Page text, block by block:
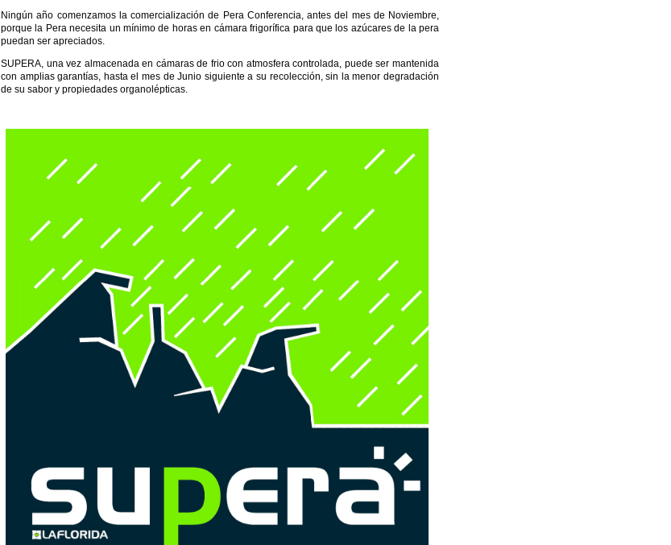
Ningún año comenzamos la comercialización de Pera Conferencia, antes del mes de Noviembre,
porque la Pera necesita un mínimo de horas en cámara frigorífica para que los azúcares de la pera
puedan ser apreciados.
SUPERA, una vez almacenada en cámaras de frio con atmosfera controlada, puede ser mantenida
con amplias garantías, hasta el mes de Junio siguiente a su recolección, sin la menor degradación
de su sabor y propiedades organolépticas.